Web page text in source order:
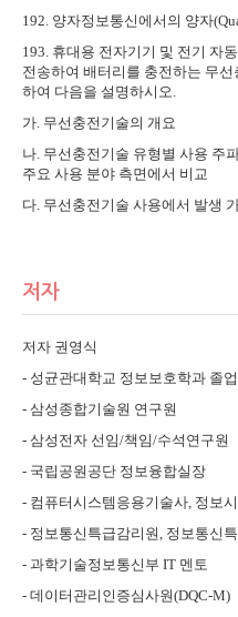
192. 양자정보통신에서의 양자
193. 휴대용 전자기기 및 전기 자
전송하여 배터리를 충전하는 무
하여 다음을 설명하시오.
가. 무선충전기술의 개요
나. 무선충전기술 유형별 사용 주
주요 사용 분야 측면에서 비교
다. 무선충전기술 사용에서 발생
저자
저자 권영식
- 성균관대학교 정보보호학과 졸업
- 삼성종합기술원 연구원
- 삼성전자 선임/책임/수석연구원
- 국립공원공단 정보융합실장
- 컴퓨터시스템응용기술사, 정보
- 정보통신특급감리원, 정보통신
- 과학기술정보통신부 IT 멘토
- 데이터관리인증심사원(DQC-M)